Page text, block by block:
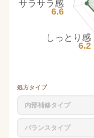
しっとり感
6.2
サラサラ感
6.6
処方タイプ
内部補修タイプ
バランスタイプ